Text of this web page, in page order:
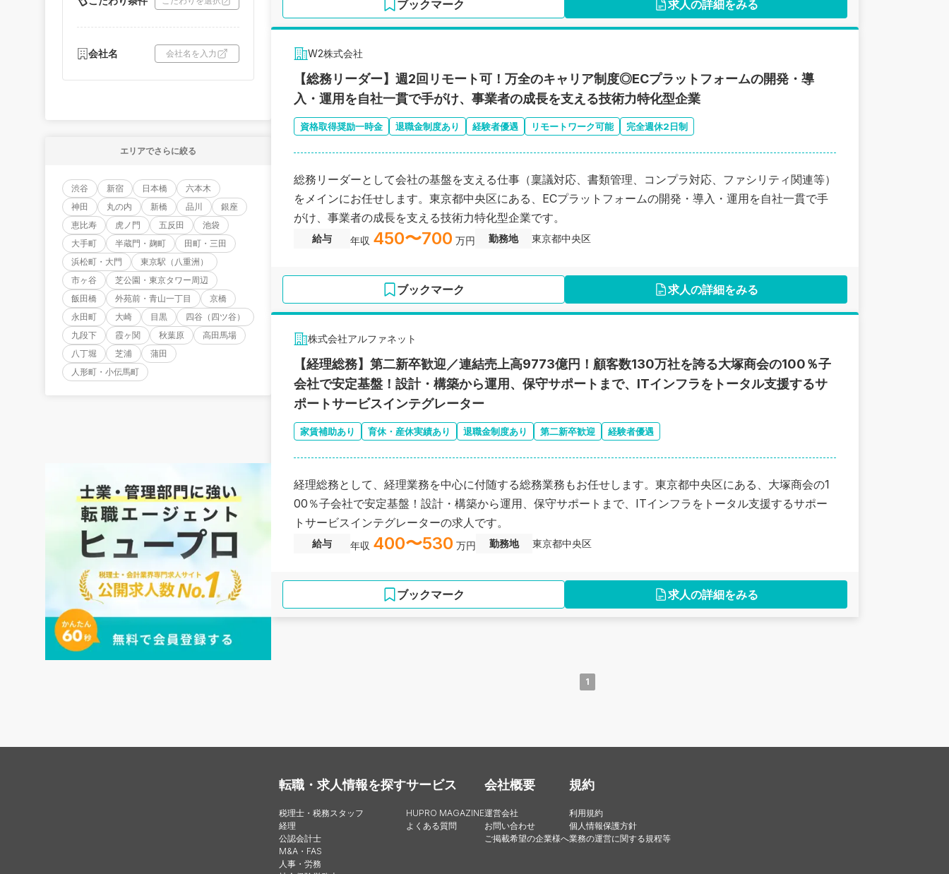
会社名 会社名を入力
エリアでさらに絞る
渋谷 新宿 日本橋
六本木
神田
丸の内 新橋 品川
銀座
恵比寿
虎ノ門 五反田
池袋
大手町
半蔵門・麹町
田町・三田
浜松町・大門
東京駅（八重洲）
市ヶ谷
芝公園・東京タワー周辺
飯田橋
外苑前・青山一丁目
京橋
永田町
大崎 目黒
四谷（四ツ谷）
九段下
霞ヶ関 秋葉原
高田馬場
八丁堀
芝浦
蒲田
人形町・小伝馬町
ブックマーク 求人の詳細をみる
W2株式会社
【総務リーダー】週2回リモート可！万全のキャリア制度◎ECプラットフォームの開発・導
入・運用を自社一貫で手がけ、事業者の成長を支える技術力特化型企業
資格取得奨励一時金 退職金制度あり 経験者優遇 リモートワーク可能 完全週休2日制
総務リーダーとして会社の基盤を支える仕事（稟議対応、書類管理、コンプラ対応、ファシリティ関連等）
をメインにお任せします。東京都中央区にある、ECプラットフォームの開発・導入・運用を自社一貫で手
がけ、事業者の成長を支える技術力特化型企業です。
給与 年収 450〜700 万円 勤務地 東京都中央区
ブックマーク 求人の詳細をみる
株式会社アルファネット
【経理総務】第二新卒歓迎／連結売上高9773億円！顧客数130万社を誇る大塚商会の100％子
会社で安定基盤！設計・構築から運用、保守サポートまで、ITインフラをトータル支援するサ
ポートサービスインテグレーター
家賃補助あり 育休・産休実績あり 退職金制度あり 第二新卒歓迎 経験者優遇
経理総務として、経理業務を中心に付随する総務業務もお任せします。東京都中央区にある、大塚商会の1
00％子会社で安定基盤！設計・構築から運用、保守サポートまで、ITインフラをトータル支援するサポー
トサービスインテグレーターの求人です。
給与 年収 400〜530 万円 勤務地 東京都中央区
ブックマーク 求人の詳細をみる
1
転職・求人情報を探す
税理士・税務スタッフ
経理
公認会計士
M&A・FAS
人事・労務
サービス
HUPRO MAGAZINE
よくある質問
会社概要
運営会社
お問い合わせ
ご掲載希望の企業様へ
規約
利用規約
個人情報保護方針
業務の運営に関する規程等